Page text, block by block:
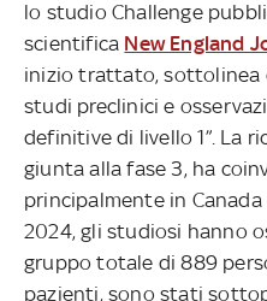
lo studio Challenge
scientifica New England
inizio trattato,
studi preclinici e
definitive di livello 1”. La
giunta alla fase 3, ha
principalmente in
2024, gli studiosi hanno
gruppo totale di 889
pazienti, sono stati